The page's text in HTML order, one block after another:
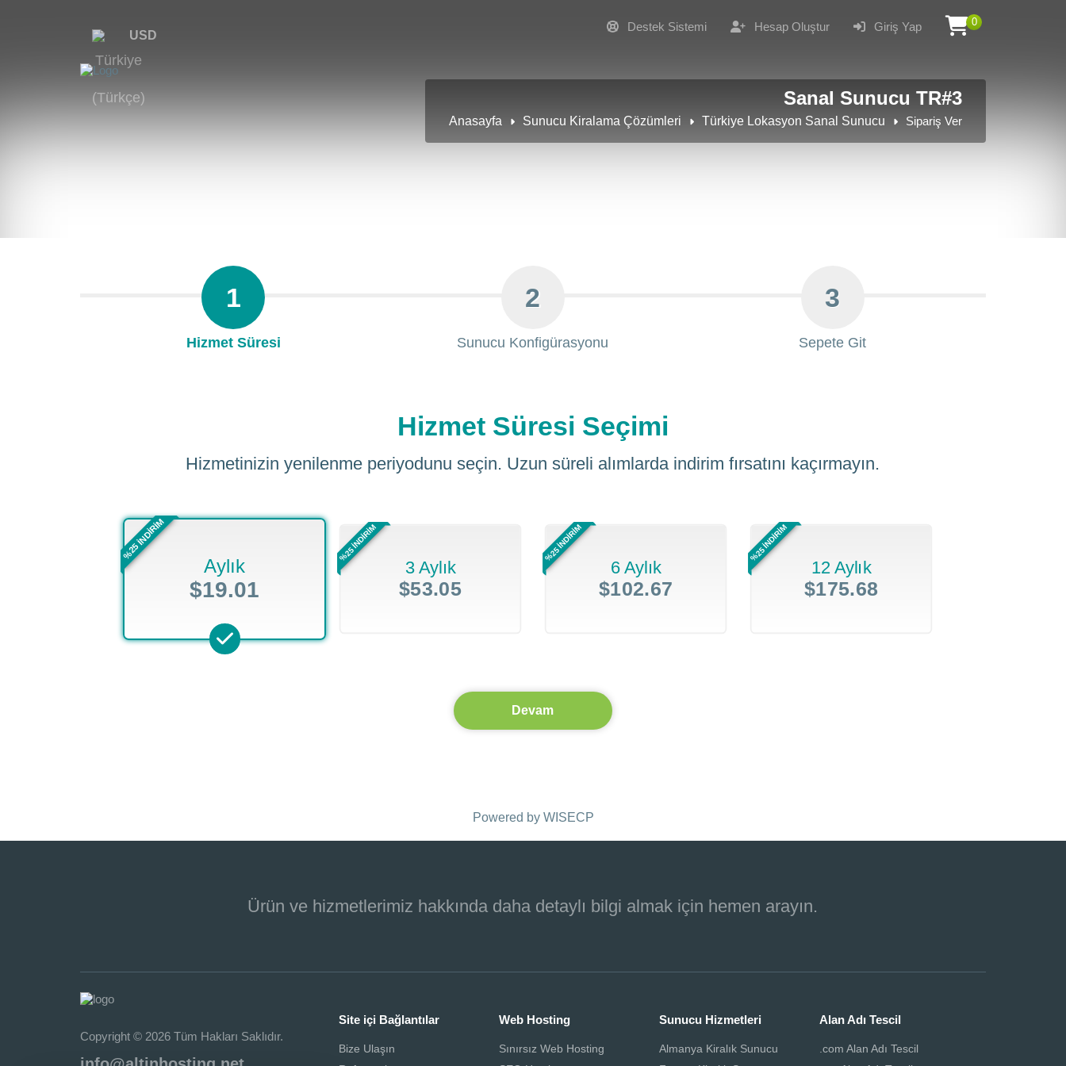
0
Giriş Yap
Hesap Oluştur
Destek Sistemi
USD
Sanal Sunucu TR#3
Anasayfa Sunucu Kiralama Çözümleri Türkiye Lokasyon Sanal Sunucu Sipariş Ver
1
Hizmet Süresi
2
Sunucu Konfigürasyonu
3
Sepete Git
Hizmet Süresi Seçimi
Hizmetinizin yenilenme periyodunu seçin. Uzun süreli alımlarda indirim fırsatını kaçırmayın.
%25 İNDİRİM
Aylık
$19.01
%25 İNDİRİM
3 Aylık
$53.05
%25 İNDİRİM
6 Aylık
$102.67
%25 İNDİRİM
12 Aylık
$175.68
Devam
Powered by WISECP
Ürün ve hizmetlerimiz hakkında daha detaylı bilgi almak için hemen arayın.
Copyright © 2026 Tüm Hakları Saklıdır.
Site içi Bağlantılar
Bize Ulaşın
Web Hosting
Sınırsız Web Hosting
Sunucu Hizmetleri
Almanya Kiralık Sunucu
Alan Adı Tescil
.com Alan Adı Tescil